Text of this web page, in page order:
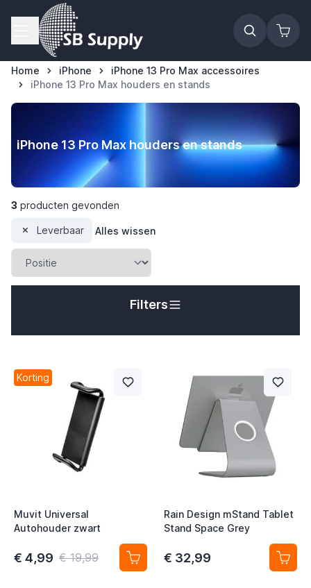
Ga naar de inhoud
Home iPhone
iPhone 13 Pro Max accessoires
iPhone 13 Pro Max houders en stands
iPhone 13 Pro Max houders en stands
3 producten gevonden
Leverbaar Alles wissen
Filters
Korting
Muvit Universal
Autohouder zwart
€ 4,99 € 19,99
Rain Design mStand Tablet
Stand Space Grey
€ 32,99